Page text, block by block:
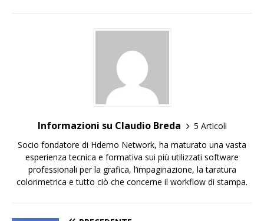
Informazioni su Claudio Breda
5 Articoli
Socio fondatore di Hdemo Network, ha maturato una vasta
esperienza tecnica e formativa sui più utilizzati software
professionali per la grafica, l’impaginazione, la taratura
colorimetrica e tutto ciò che concerne il workflow di stampa.